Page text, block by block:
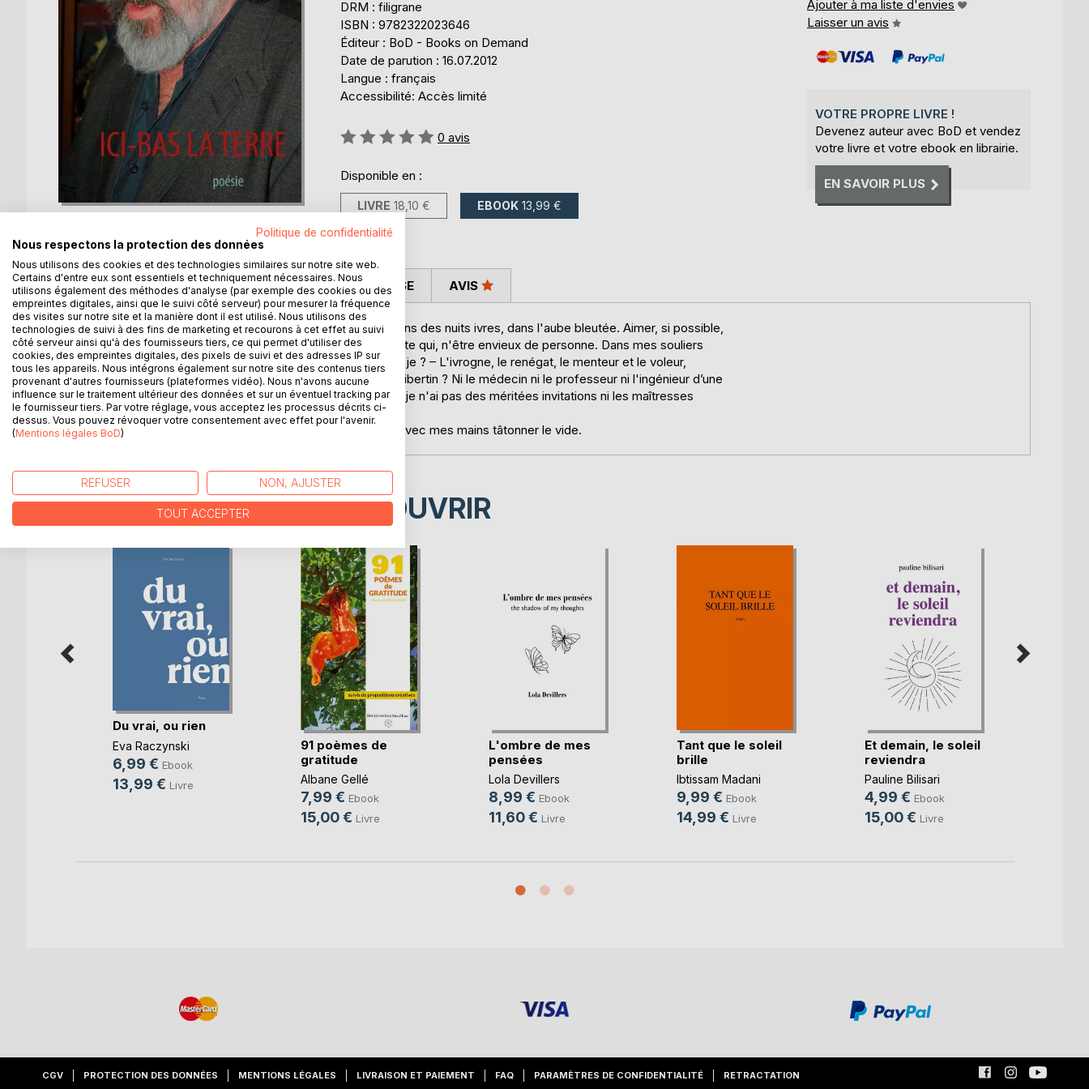
DRM : filigrane
ISBN : 9782322023646
Éditeur : BoD - Books on Demand
Date de parution : 16.07.2012
Langue : français
Accessibilité: Accès limité
Évaluation:
0 avis
Disponible en :
LIVRE 18,10 € EBOOK 13,99 €
Ajouter à ma liste d'envies
Laisser un avis
VOTRE PROPRE LIVRE !
Devenez auteur avec BoD et vendez
votre livre et votre ebook en librairie.
EN SAVOIR PLUS
DESCRIPTION
Je voulais être le poète de nulle pitié. Être le vagabond dans des nuits ivres, dans l'aube bleutée. Aimer, si possible,
les enfants et la femme et le Dieu, ne jamais prier n'importe qui, n'être envieux de personne. Dans mes souliers
suivre les chemins d'ancêtres, ni habiles ni juste. Qui suis-je ? – L'ivrogne, le renégat, le menteur et le voleur,
prétentieux de ma beauté, le faux monogame, l'illégitime libertin ? Ni le médecin ni le professeur ni l'ingénieur d’une
rare profession. Je n'ai même pas le soutien d'un parrain, je n'ai pas des méritées invitations ni les maîtresses
vieillissantes…
Je voulais marcher comme un somnambule sur les toits, avec mes mains tâtonner le vide.
AUTEUR(S) CRITIQUES PRESSE AVIS
D’AUTRES TITRES À DÉCOUVRIR
Du vrai, ou rien
Eva Raczynski
6,99 € Ebook
13,99 € Livre
91 poèmes de
gratitude
Albane Gellé
7,99 € Ebook
15,00 € Livre
L'ombre de mes
pensées
Lola Devillers
8,99 € Ebook
11,60 € Livre
Tant que le soleil
brille
Ibtissam Madani
9,99 € Ebook
14,99 € Livre
Et demain, le soleil
reviendra
Pauline Bilisari
4,99 € Ebook
15,00 € Livre
CGV PROTECTION DES DONNÉES MENTIONS LÉGALES LIVRAISON ET PAIEMENT FAQ PARAMÈTRES DE CONFIDENTIALITÉ RETRACTATION
Politique de confidentialité
Nous respectons la protection des données
Nous utilisons des cookies et des technologies similaires sur notre site web.
Certains d'entre eux sont essentiels et techniquement nécessaires. Nous
utilisons également des méthodes d'analyse (par exemple des cookies ou des
empreintes digitales, ainsi que le suivi côté serveur) pour mesurer la fréquence
des visites sur notre site et la manière dont il est utilisé. Nous utilisons des
technologies de suivi à des fins de marketing et recourons à cet effet au suivi
côté serveur ainsi qu'à des fournisseurs tiers, ce qui permet d'utiliser des
cookies, des empreintes digitales, des pixels de suivi et des adresses IP sur
tous les appareils. Nous intégrons également sur notre site des contenus tiers
provenant d'autres fournisseurs (plateformes vidéo). Nous n'avons aucune
influence sur le traitement ultérieur des données et sur un éventuel tracking par
le fournisseur tiers. Par votre réglage, vous acceptez les processus décrits ci-
dessus. Vous pouvez révoquer votre consentement avec effet pour l'avenir.
(Mentions légales BoD)
REFUSER NON, AJUSTER
TOUT ACCEPTER